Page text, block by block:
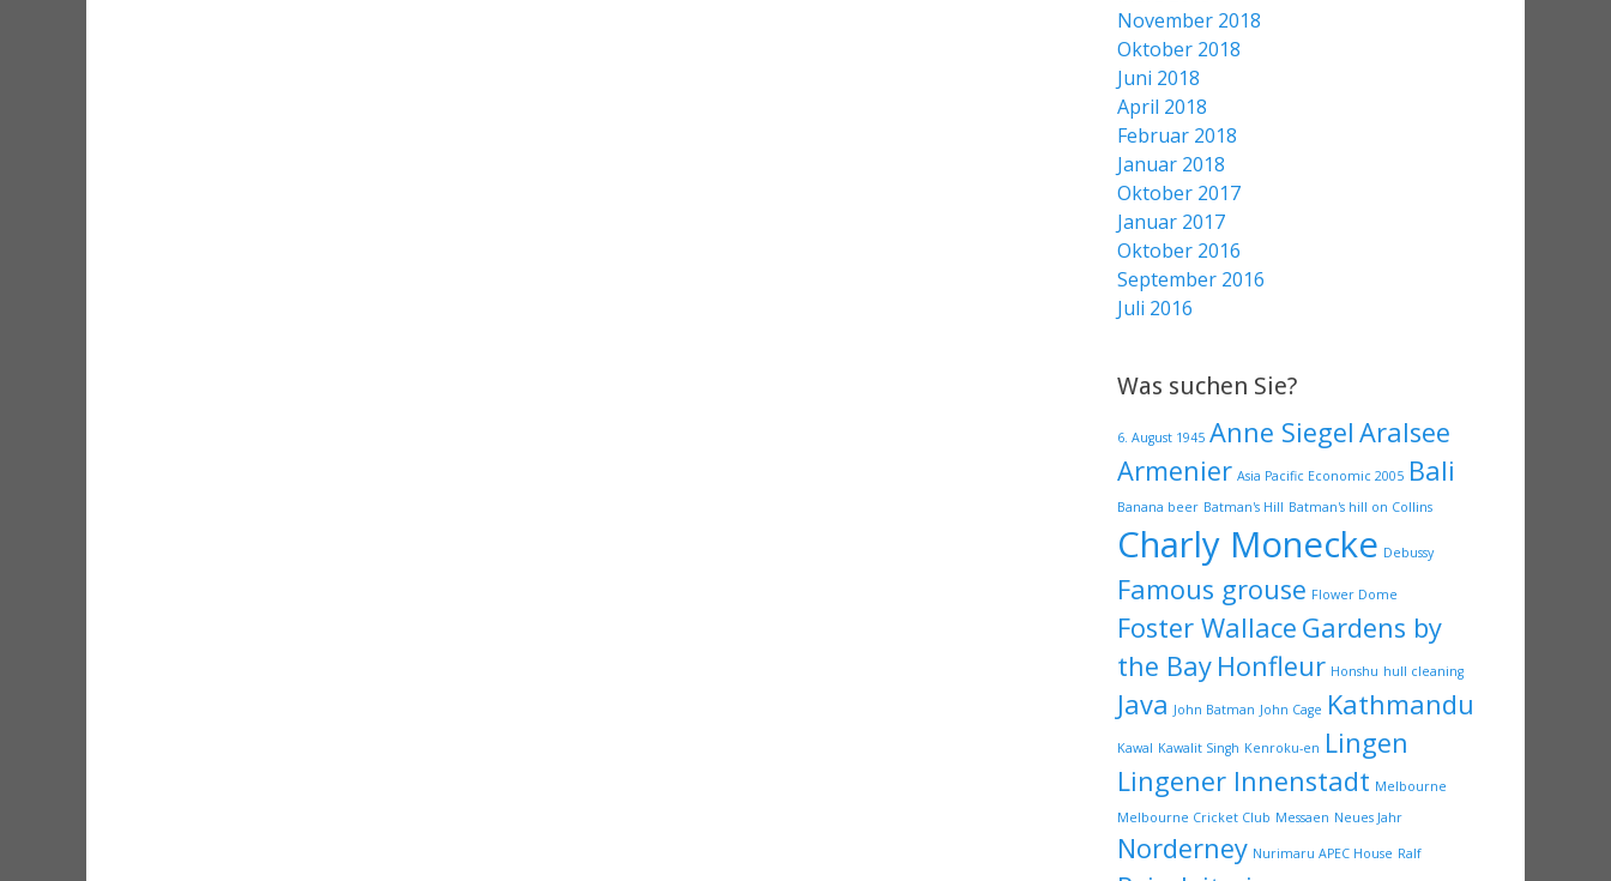
November 2018
Oktober 2018
Juni 2018
April 2018
Februar 2018
Januar 2018
Oktober 2017
Januar 2017
Oktober 2016
September 2016
Juli 2016
Was suchen Sie?
6. August 1945 Anne Siegel Aralsee
Armenier Asia Pacific Economic 2005 Bali
Banana beer Batman's Hill Batman's hill on Collins
Charly Monecke Debussy
Famous grouse Flower Dome
Foster Wallace Gardens by
the Bay Honfleur Honshu hull cleaning
Java John Batman John Cage Kathmandu
Kawal Kawalit Singh Kenroku-en Lingen
Lingener Innenstadt Melbourne
Melbourne Cricket Club Messaen Neues Jahr
Norderney Nurimaru APEC House Ralf